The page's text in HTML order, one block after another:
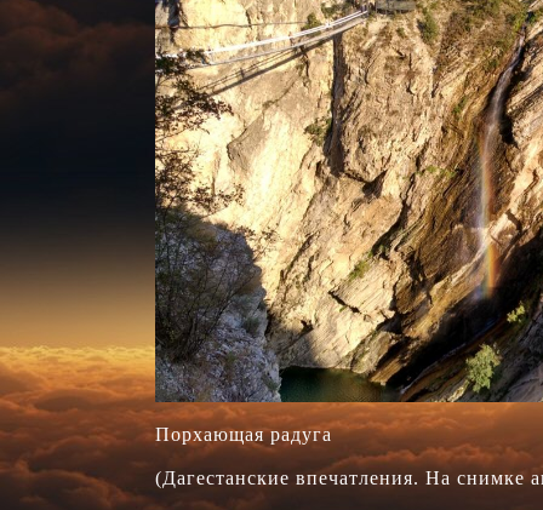
Порхающая радуга
(Дагестанские впечатления. На снимке